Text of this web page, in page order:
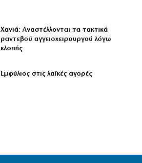
Χανιά: Αναστέλλονται τα τακτικά
ραντεβού αγγειοχειρουργού λόγω
κλοπής
Εμφύλιος στις λαϊκές αγορές